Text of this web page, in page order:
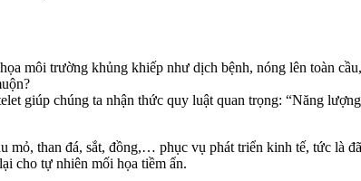
môi trường khủng khiếp như dịch bệnh, nóng lên toàn
giúp chúng ta nhận thức quy luật quan trọng: “Năng
than đá, sắt, đồng,… phục vụ phát triển kinh tế, tức là
cho tự nhiên mối họa tiềm ẩn.